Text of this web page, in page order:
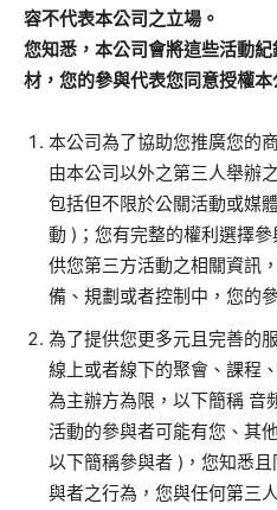
容不代表本公司之立場。
您知悉，本公司會將這些活動
材，您的參與代表您同意授權本
本公司為了協助您推廣您的
由本公司以外之第三人舉辦
包括但不限於公關活動或媒
動 ) ；您有完整的權利選擇
供您第三方活動之相關資訊
備、規劃或者控制中，您的
為了提供您更多元且完善的
線上或者線下的聚會、課程
為主辦方為限，以下簡稱 音
活動的參與者可能有您、其
以下簡稱參與者 ) ，您知悉
與者之行為，您與任何第三